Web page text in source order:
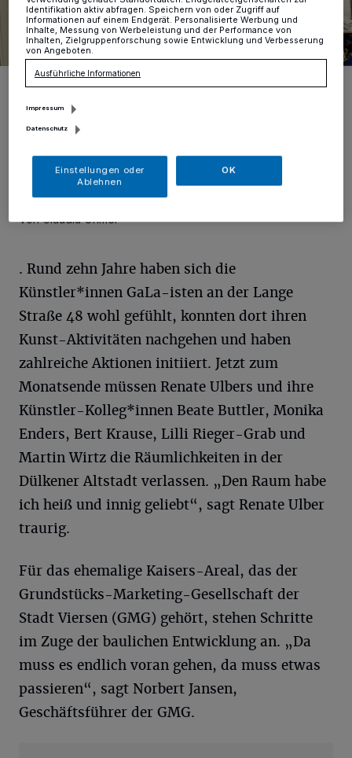
Norbert Jansen (GMG), Künstlerin Renate Ulber und Andreas Goßen
der Verlosungsaktion.
Von Claudia Ohmer
. Rund zehn Jahre haben sich die
Künstler*innen GaLa-isten an der Lange
Straße 48 wohl gefühlt, konnten dort ihren
Kunst-Aktivitäten nachgehen und haben
zahlreiche Aktionen initiiert. Jetzt zum
Monatsende müssen Renate Ulbers und ihre
Künstler-Kolleg*innen Beate Buttler, Monika
Enders, Bert Krause, Lilli Rieger-Grab und
Martin Wirtz die Räumlichkeiten in der
Dülkener Altstadt verlassen. „Den Raum habe
ich heiß und innig geliebt“, sagt Renate Ulber
traurig.
Für das ehemalige Kaisers-Areal, das der
Grundstücks-Marketing-Gesellschaft der
Stadt Viersen (GMG) gehört, stehen Schritte
im Zuge der baulichen Entwicklung an. „Da
muss es endlich voran gehen, da muss etwas
passieren“, sagt Norbert Jansen,
Geschäftsführer der GMG.
Identifikation aktiv abfragen. Speichern von oder Zugriff auf
Informationen auf einem Endgerät. Personalisierte Werbung und
Inhalte, Messung von Werbeleistung und der Performance von
Inhalten, Zielgruppenforschung sowie Entwicklung und Verbesserung
von Angeboten.
Ausführliche Informationen
Impressum
Datenschutz
Einstellungen oder
Ablehnen
OK